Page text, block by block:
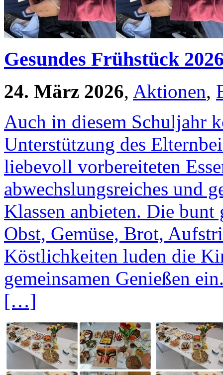
Gesundes Frühstück
24. März 2026, Aktionen,
Auch in diesem Schuljahr
Unterstützung des
liebevoll vorbereiteten
abwechslungsreiches und
Klassen anbieten. Die
Obst, Gemüse, Brot,
Köstlichkeiten luden die
gemeinsamen Genießen
[…]